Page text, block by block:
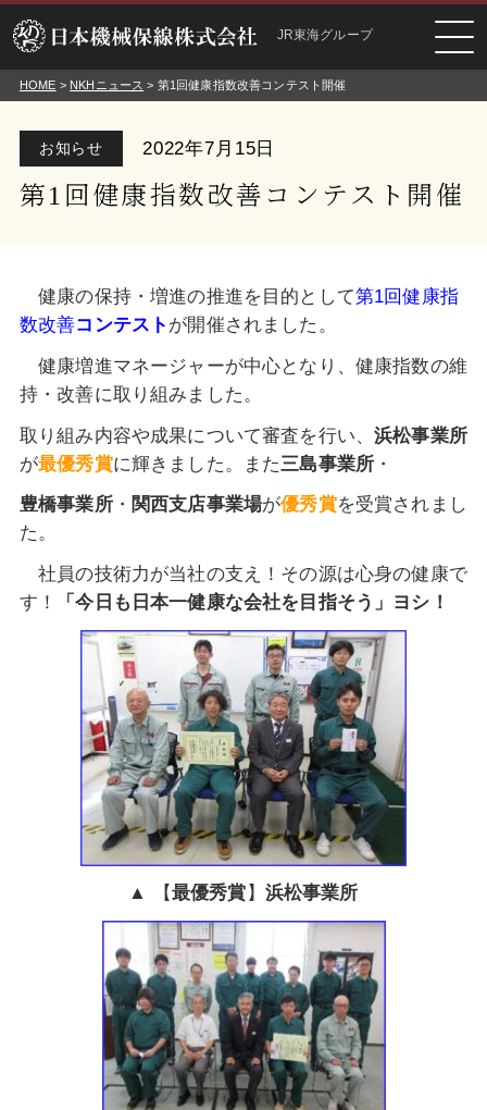
JR東海グループ
HOME > NKHニュース > 第1回健康指数改善コンテスト開催
お知らせ 2022年7月15日
第1回健康指数改善コンテスト開催
健康の保持・増進の推進を目的として第1回健康指
数改善コンテスト が開催されました。
健康増進マネージャーが中心となり、健康指数の維
持・改善に取り組みました。
取り組み内容や成果について審査を行い、浜松事業所
が最優秀賞に輝きました。また三島事業所 ・
豊橋事業所・ 関西支店事業場が優秀賞を受賞されまし
た。
社員の技術力が当社の支え！その源は心身の健康で
す！
「今日も 日本一健康な会社を目指そう 」ヨシ！
▲ 【最優秀賞 】 浜松事業所